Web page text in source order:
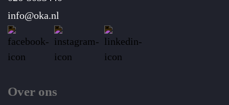
info@oka.nl
Over ons